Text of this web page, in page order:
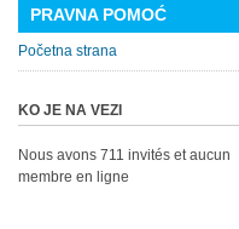
PRAVNA POMOĆ
Početna strana
KO JE NA VEZI
Nous avons 711 invités et aucun
membre en ligne